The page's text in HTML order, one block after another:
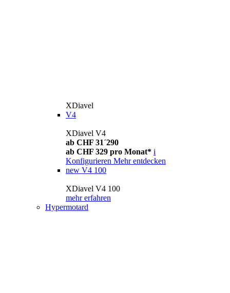
XDiavel
V4
XDiavel V4
ab CHF 31´290
ab CHF 329 pro Monat* i
Konfigurieren Mehr entdecken
new V4 100
XDiavel V4 100
mehr erfahren
Hypermotard